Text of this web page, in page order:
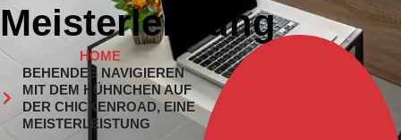
Meisterleistung
HOME
BEHENDES NAVIGIEREN
MIT DEM HÜHNCHEN AUF
DER CHICKENROAD, EINE
MEISTERLEISTUNG